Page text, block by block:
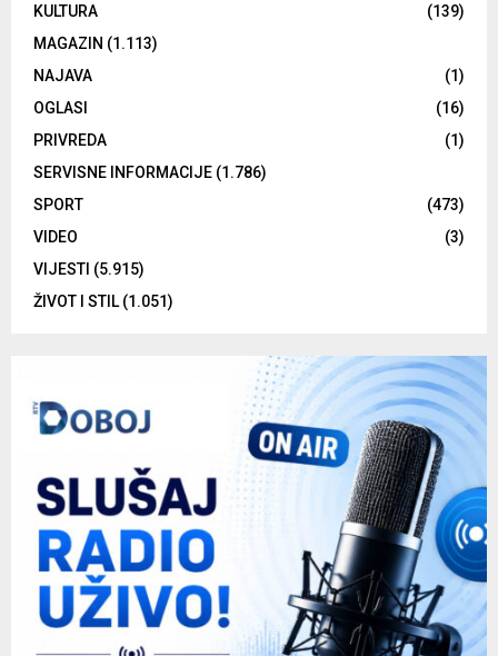
KULTURA
(139)
MAGAZIN (1.113)
NAJAVA
(1)
OGLASI
(16)
PRIVREDA
(1)
SERVISNE INFORMACIJE (1.786)
SPORT
(473)
VIDEO
(3)
VIJESTI (5.915)
ŽIVOT I STIL (1.051)